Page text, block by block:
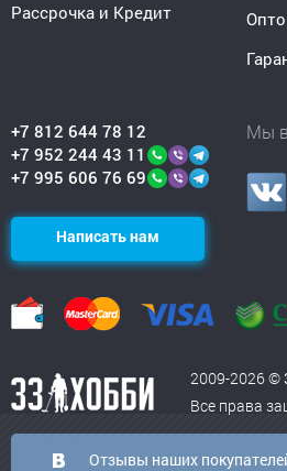
Рассрочка и Кредит
+7 812 644 78 12
+7 952 244 43 11
+7 995 606 76 69
Написать нам
Мы в
2009-2026 ©
Все права
Отзывы наших